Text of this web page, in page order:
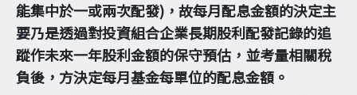
能集中於一或兩次配發)，故每月配息金額的決定主
要乃是透過對投資組合企業長期股利配發記錄的追
蹤作未來一年股利金額的保守預估，並考量相關稅
負後，方決定每月基金每單位的配息金額。